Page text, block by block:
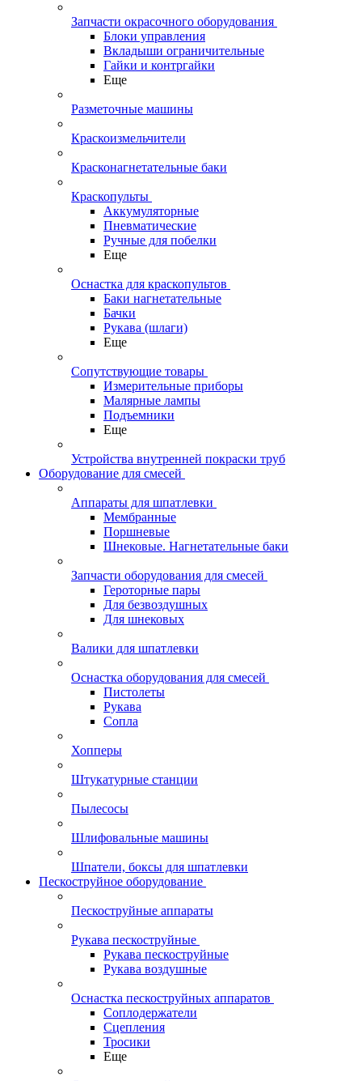
Запчасти окрасочного оборудования
Блоки управления
Вкладыши ограничительные
Гайки и контргайки
Еще
Разметочные машины
Краскоизмельчители
Красконагнетательные баки
Краскопульты
Аккумуляторные
Пневматические
Ручные для побелки
Еще
Оснастка для краскопультов
Баки нагнетательные
Бачки
Рукава (шлаги)
Еще
Сопутствующие товары
Измерительные приборы
Малярные лампы
Подъемники
Еще
Устройства внутренней покраски труб
Оборудование для смесей
Аппараты для шпатлевки
Мембранные
Поршневые
Шнековые. Нагнетательные баки
Запчасти оборудования для смесей
Героторные пары
Для безвоздушных
Для шнековых
Валики для шпатлевки
Оснастка оборудования для смесей
Пистолеты
Рукава
Сопла
Хопперы
Штукатурные станции
Пылесосы
Шлифовальные машины
Шпатели, боксы для шпатлевки
Пескоструйное оборудование
Пескоструйные аппараты
Рукава пескоструйные
Рукава пескоструйные
Рукава воздушные
Оснастка пескоструйных аппаратов
Соплодержатели
Сцепления
Тросики
Еще